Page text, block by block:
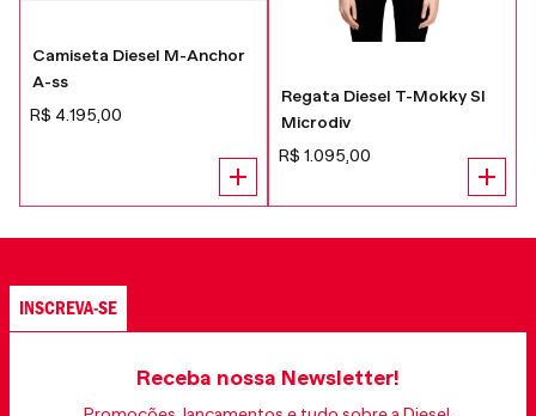
Camiseta Diesel M-Anchor
A-ss
R$ 4 195 00
Regata Diesel T-Mokky Sl
Microdiv
R$ 1 095 00
INSCREVA-SE
Receba nossa Newsletter!